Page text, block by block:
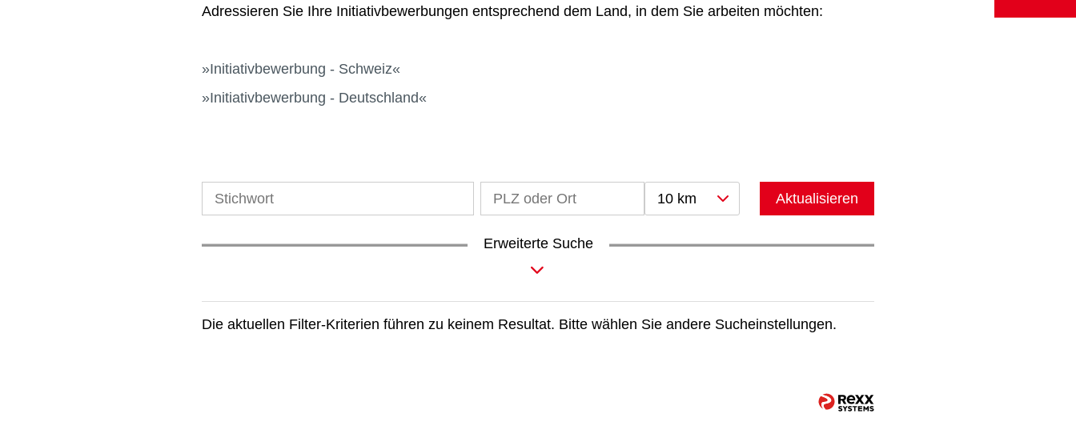
Adressieren Sie Ihre Initiativbewerbungen entsprechend dem Land, in dem Sie arbeiten möchten:
Initiativbewerbung - Schweiz
Initiativbewerbung - Deutschland
10 km Aktualisieren
Erweiterte Suche
Die aktuellen Filter-Kriterien führen zu keinem Resultat. Bitte wählen Sie andere Sucheinstellungen.